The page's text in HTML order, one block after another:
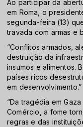
Ao participar da
em Roma, o
segunda-feira (13)
travada com armas e
“Conflitos armados,
destruição da
insumos e alimentos.
países ricos
em desenvolvimento.”
“Da tragédia em
Comércio, a fome
regras e das